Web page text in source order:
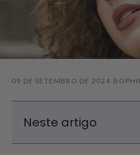
09 DE SETEMBRO DE 2024
Neste artigo